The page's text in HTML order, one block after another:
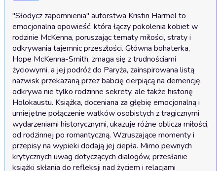
"Słodycz zapomnienia" autorstwa Kristin Harmel to
emocjonalna opowieść, która łączy pokolenia kobiet w
rodzinie McKenna, poruszając tematy miłości, straty i
odkrywania tajemnic przeszłości. Główna bohaterka,
Hope McKenna-Smith, zmaga się z trudnościami
życiowymi, a jej podróż do Paryża, zainspirowana listą
nazwisk przekazaną przez babcię cierpiącą na demencję,
odkrywa nie tylko rodzinne sekrety, ale także historię
Holokaustu. Książka, doceniana za głębię emocjonalną i
umiejętne połączenie wątków osobistych z tragicznymi
wydarzeniami historycznymi, ukazuje różne oblicza miłości,
od rodzinnej po romantyczną. Wzruszające momenty i
przepisy na wypieki dodają jej ciepła. Mimo pewnych
krytycznych uwag dotyczących dialogów, przesłanie
książki skłania do refleksji nad życiem i relacjami